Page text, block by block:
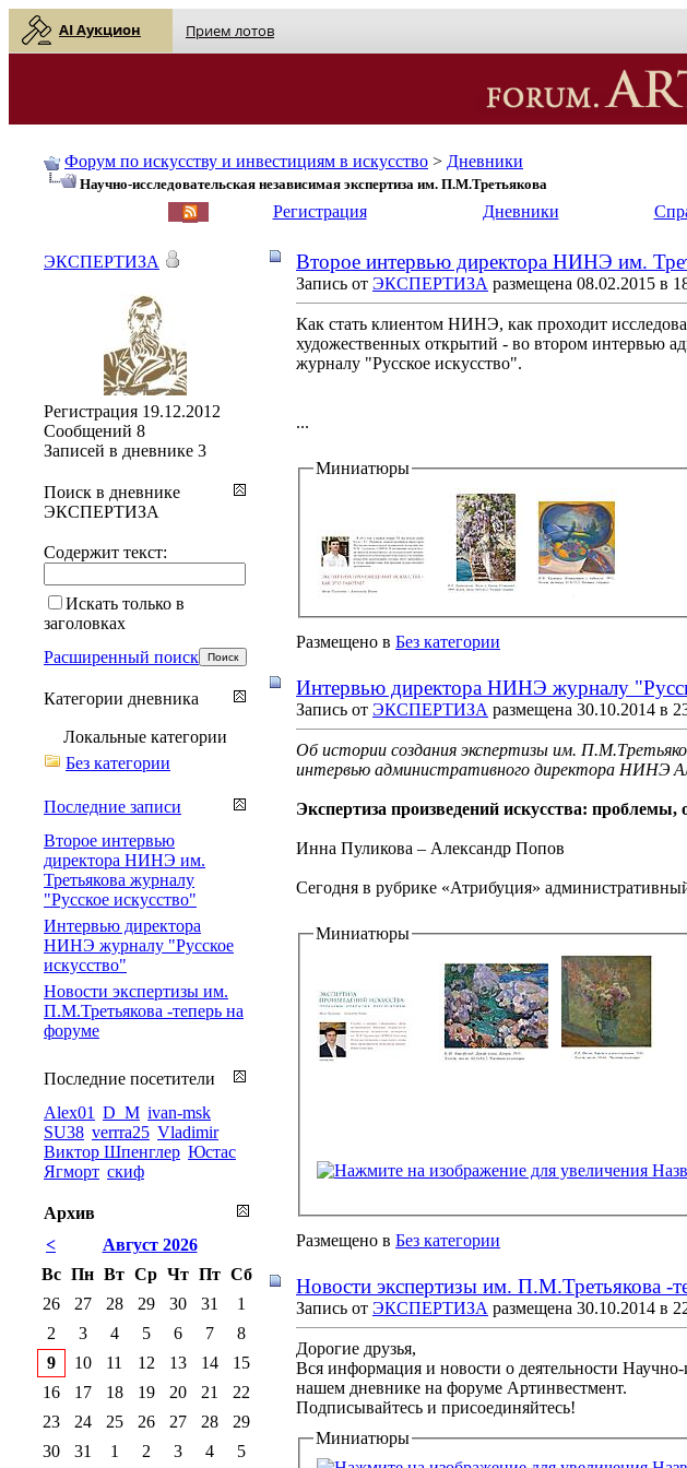
AI Аукцион Прием лотов
Форум по искусству и инвестициям в искусство > Дневники
Научно-исследовательская независимая экспертиза им. П.М.Третьякова
Регистрация Дневники
Второе интервью директора НИНЭ им.
Запись от ЭКСПЕРТИЗА размещена 08.02.2015 в
Как стать клиентом НИНЭ, как проходит
художественных открытий - во втором интервью
журналу "Русское искусство".
...
Миниатюры
Размещено в Без категории
Интервью директора НИНЭ журналу
Запись от ЭКСПЕРТИЗА размещена 30.10.2014 в
Об истории создания экспертизы им.
интервью административного директора НИНЭ
Экспертиза произведений искусства:
Инна Пуликова – Александр Попов
Сегодня в рубрике «Атрибуция»
Миниатюры
Размещено в Без категории
Новости экспертизы им. П.М.Третьякова -
Запись от ЭКСПЕРТИЗА размещена 30.10.2014 в
Дорогие друзья,
Вся информация и новости о деятельности
нашем дневнике на форуме Артинвестмент.
Подписывайтесь и присоединяйтесь!
Миниатюры
ЭКСПЕРТИЗА
Регистрация 19.12.2012
Сообщений 8
Записей в дневнике 3
Поиск в дневнике
ЭКСПЕРТИЗА
Содержит текст:
Искать только в
заголовках
Расширенный поиск
Категории дневника
Локальные категории
Без категории
Последние записи
Второе интервью
директора НИНЭ им.
Третьякова журналу
"Русское искусство"
Интервью директора
НИНЭ журналу "Русское
искусство"
Новости экспертизы им.
П.М.Третьякова -теперь на
форуме
Последние посетители
Alex01 D_M ivan-msk
SU38 verrra25 Vladimir
Виктор Шпенглер Юстас
Ягморт скиф
Архив
<
Август 2026
Вс Пн Вт Ср Чт Пт Сб
26
27 28 29 30 31
1
2
3 4 5 6 7
8
9
10 11 12 13 14
15
16
17 18 19 20 21
22
23
24 25 26 27 28
29
30
31 1 2 3 4 5